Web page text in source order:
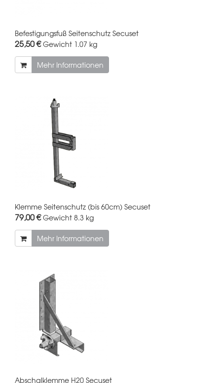
Befestigungsfuß Seitenschutz Secuset
25,50 €Gewicht 1.07 kg
Mehr Informationen
Klemme Seitenschutz (bis 60cm) Secuset
79,00 €Gewicht 8.3 kg
Mehr Informationen
Abschalklemme H20 Secuset